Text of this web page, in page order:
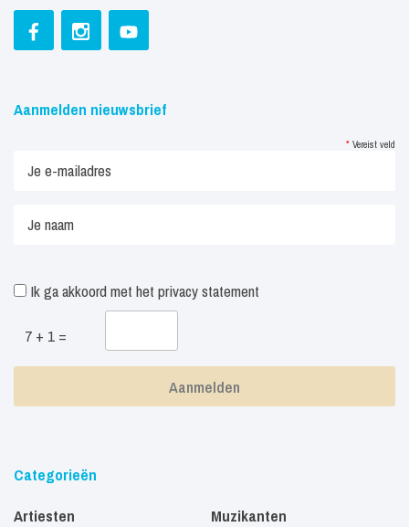
Aanmelden nieuwsbrief
* Vereist veld
Ik ga akkoord met het privacy statement
7 + 1 =
Categorieën
Artiesten
Muzikanten